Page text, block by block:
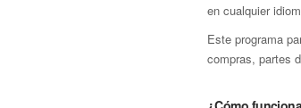
en cualquier
Este programa
compras, partes